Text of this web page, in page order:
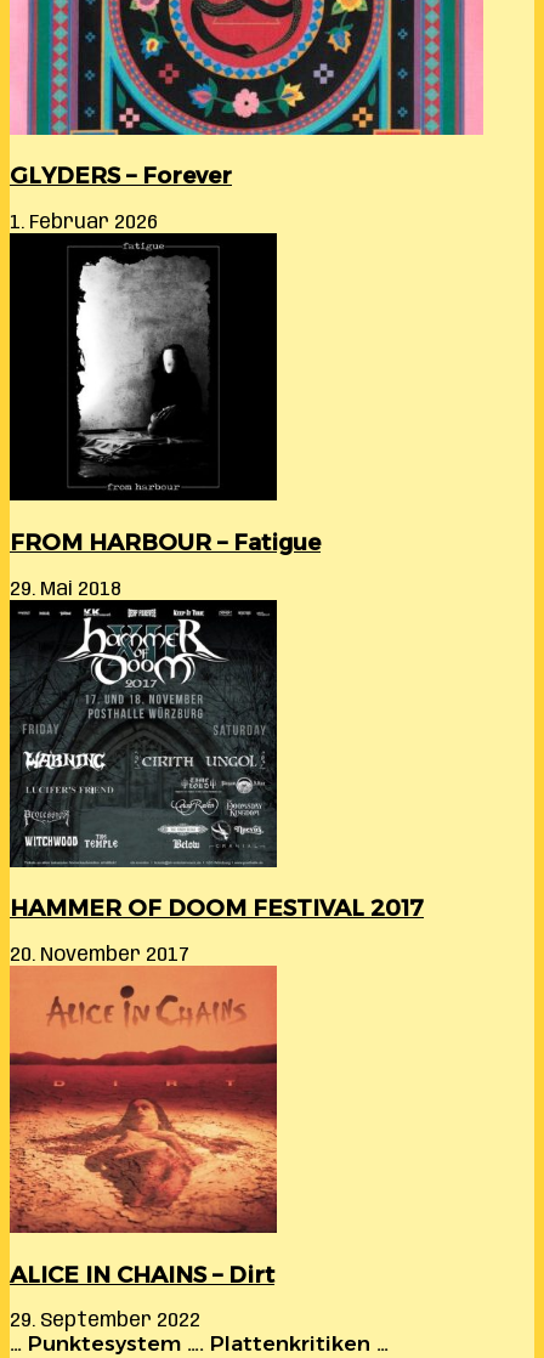
GLYDERS – Forever
1. Februar 2026
FROM HARBOUR – Fatigue
29. Mai 2018
HAMMER OF DOOM FESTIVAL 2017
20. November 2017
ALICE IN CHAINS – Dirt
29. September 2022
… Punktesystem …. Plattenkritiken …